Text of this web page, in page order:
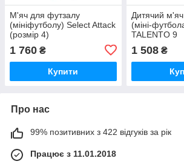
М'яч для футзалу
(мініфутболу) Select Attack
(розмір 4)
1 760 ₴
Купити
Дитячий
(міні-
TALENTO 9
1 508₴
Про нас
99% позитивних з 422 відгуків за рік
Працює з 11.01.2018